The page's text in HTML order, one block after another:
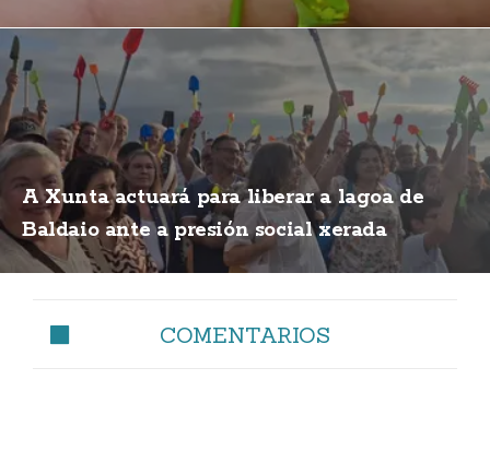
A Xunta actuará para liberar a lagoa de
Baldaio ante a presión social xerada
COMENTARIOS